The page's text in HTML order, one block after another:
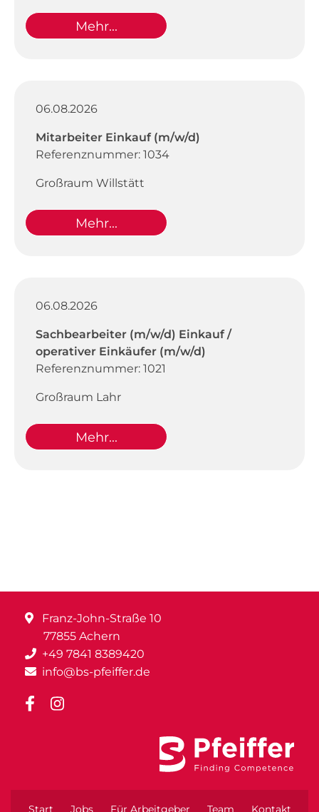
Mehr...
06.08.2026
Mitarbeiter Einkauf (m/w/d)
Referenznummer: 1034
Großraum Willstätt
Mehr...
06.08.2026
Sachbearbeiter (m/w/d) Einkauf /
operativer Einkäufer (m/w/d)
Referenznummer: 1021
Großraum Lahr
Mehr...
Franz-John-Straße 10
77855 Achern
+49 7841 8389420
info@bs-pfeiffer.de
Start Jobs Für Arbeitgeber Team Kontakt